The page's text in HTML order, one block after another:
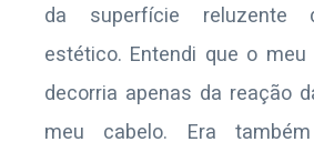
da superfície reluzente
estético. Entendi que o
decorria apenas da reação
meu cabelo. Era